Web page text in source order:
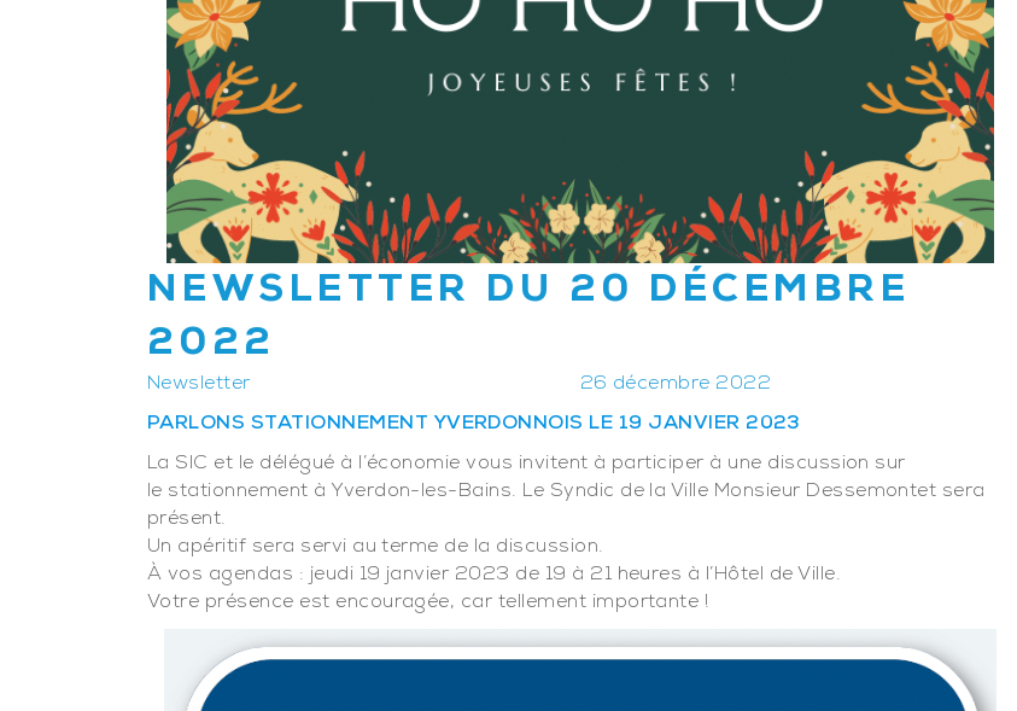
NEWSLETTER DU 20 DÉCEMBRE
2022
Newsletter 26 décembre 2022
PARLONS STATIONNEMENT YVERDONNOIS LE 19 JANVIER 2023
La SIC et le délégué à l’économie vous invitent à participer à une discussion sur
le stationnement à Yverdon-les-Bains. Le Syndic de la Ville Monsieur Dessemontet sera
présent.
Un apéritif sera servi au terme de la discussion.
À vos agendas : jeudi 19 janvier 2023 de 19 à 21 heures à l’Hôtel de Ville.
Votre présence est encouragée, car tellement importante !